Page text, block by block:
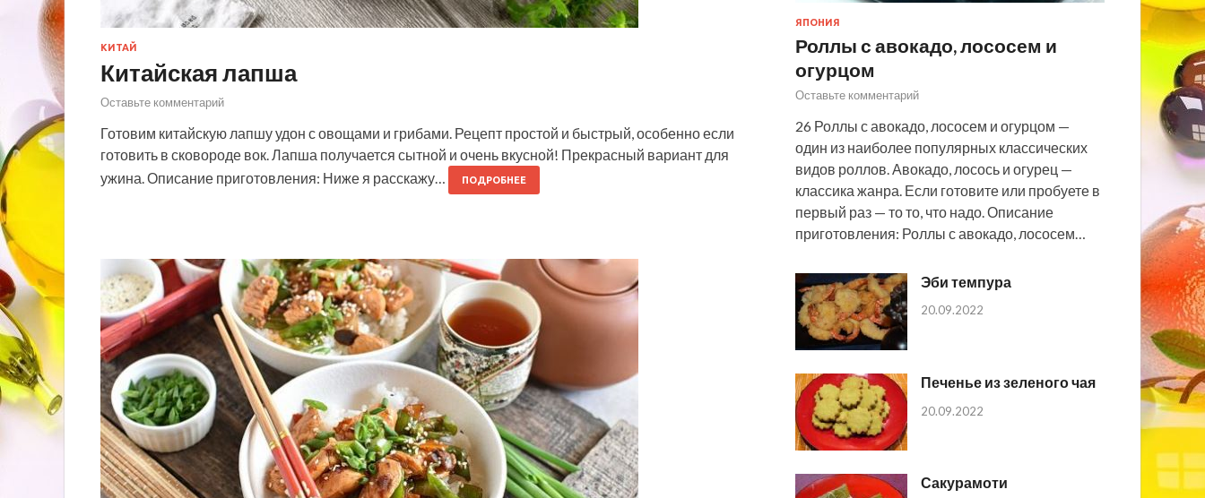
КИТАЙ
Китайская лапша
Оставьте комментарий
Готовим китайскую лапшу удон с овощами и грибами. Рецепт простой и быстрый, особенно если
готовить в сковороде вок. Лапша получается сытной и очень вкусной! Прекрасный вариант для
ужина. Описание приготовления: Ниже я расскажу…
ПОДРОБНЕЕ
ЯПОНИЯ
Роллы с авокадо, лососем и
огурцом
Оставьте комментарий
26 Роллы с авокадо, лососем и огурцом —
один из наиболее популярных классических
видов роллов. Авокадо, лосось и огурец —
классика жанра. Если готовите или пробуете в
первый раз — то то, что надо. Описание
приготовления: Роллы с авокадо, лососем…
Эби темпура
20.09.2022
Печенье из зеленого чая
20.09.2022
Сакурамоти